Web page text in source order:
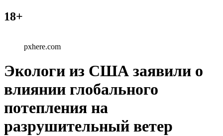
18+
pxhere.com
Экологи из США заявили о
влиянии глобального
потепления на
разрушительный ветер